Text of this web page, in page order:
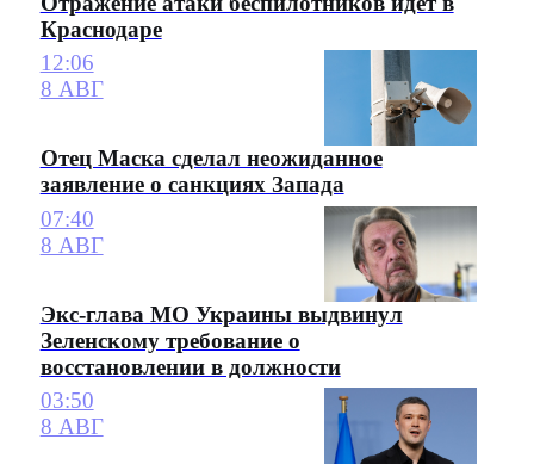
Краснодаре
12:06
8 АВГ
Отец Маска сделал неожиданное
заявление о санкциях Запада
07:40
8 АВГ
Экс-глава МО Украины выдвинул
Зеленскому требование о
восстановлении в должности
03:50
8 АВГ